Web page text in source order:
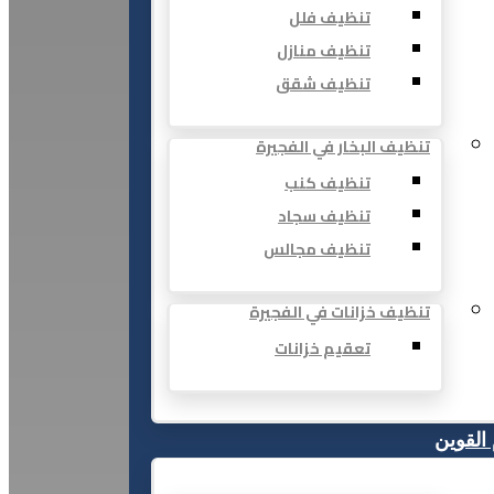
تنظيف فلل
تنظيف منازل
تنظيف شقق
تنظيف البخار في الفجيرة
تنظيف كنب
تنظيف سجاد
تنظيف مجالس
تنظيف خزانات في الفجيرة
تعقيم خزانات
القوين